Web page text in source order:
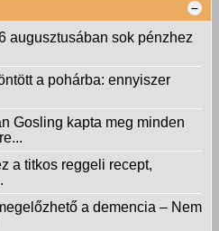
augusztusában sok pénzhez
a pohárba: ennyiszer
Gosling kapta meg minden
a titkos reggeli recept,
a demencia – Nem